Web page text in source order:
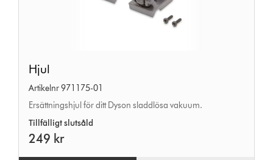
Hjul
Artikelnr 971175-01
Ersättningshjul för ditt Dyson sladdlösa vakuum.
Tillfälligt slutsåld
249 kr